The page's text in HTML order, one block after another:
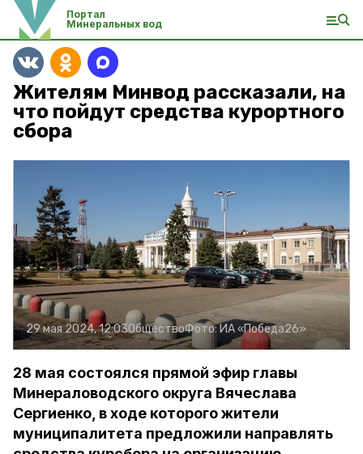
Портал
Минеральных вод
Жителям Минвод рассказали, на
что пойдут средства курортного
сбора
29 мая 2024, 12:03ОбществоФото: ИА «Победа26»
28 мая состоялся прямой эфир главы
Минераловодского округа Вячеслава
Сергиенко, в ходе которого жители
муниципалитета предложили направлять